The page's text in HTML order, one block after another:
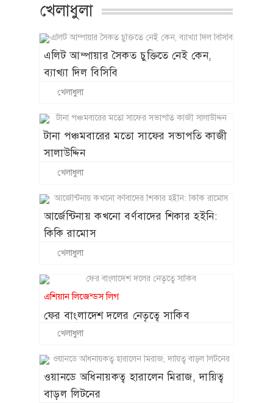
খেলাধুলা
এলিট আম্পায়ার সৈকত চুক্তিতে নেই কেন,
ব্যাখ্যা দিল বিসিবি
খেলাধুলা
টানা পঞ্চমবারের মতো সাফের সভাপতি কাজী
সালাউদ্দিন
খেলাধুলা
আর্জেন্টিনায় কখনো বর্ণবাদের শিকার হইনি:
কিকি রামোস
খেলাধুলা
এশিয়ান লিজেন্ডস লিগ
ফের বাংলাদেশ দলের নেতৃত্বে সাকিব
খেলাধুলা
ওয়ানডে অধিনায়কত্ব হারালেন মিরাজ, দায়িত্ব
বাড়ল লিটনের